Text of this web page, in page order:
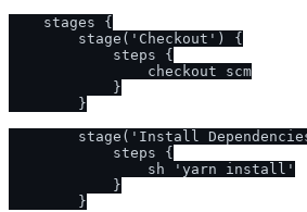
    stages {
        stage('Checkout') {
            steps {
                checkout scm
            }
        }
stage('Install
            steps {
                sh 'yarn install'
            }
        }